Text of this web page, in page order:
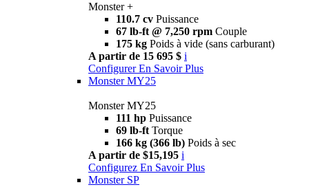
Monster +
110.7 cv Puissance
67 lb-ft @ 7,250 rpm Couple
175 kg Poids à vide (sans carburant)
A partir de 15 695 $ i
Configurer En Savoir Plus
Monster MY25
Monster MY25
111 hp Puissance
69 lb-ft Torque
166 kg (366 lb) Poids à sec
A partir de $15,195 i
Configurez En Savoir Plus
Monster SP